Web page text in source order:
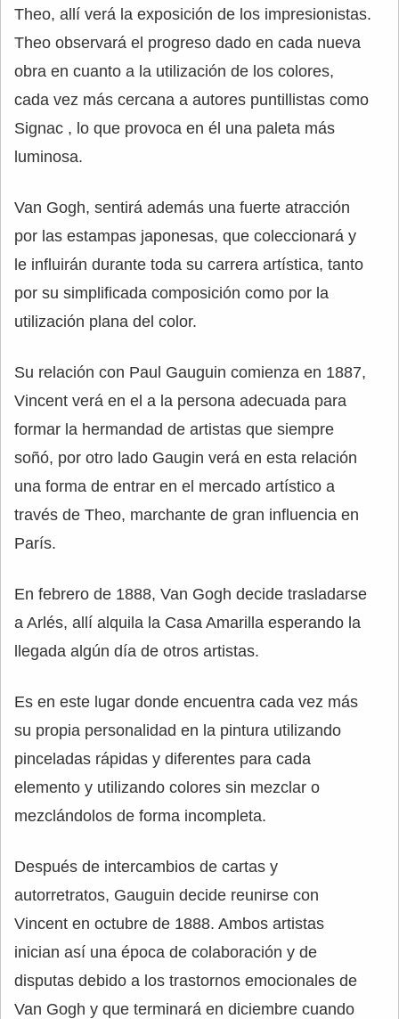
Theo, allí verá la exposición de los impresionistas.
Theo observará el progreso dado en cada nueva
obra en cuanto a la utilización de los colores,
cada vez más cercana a autores puntillistas como
Signac , lo que provoca en él una paleta más
luminosa.
Van Gogh, sentirá además una fuerte atracción
por las estampas japonesas, que coleccionará y
le influirán durante toda su carrera artística, tanto
por su simplificada composición como por la
utilización plana del color.
Su relación con Paul Gauguin comienza en 1887,
Vincent verá en el a la persona adecuada para
formar la hermandad de artistas que siempre
soñó, por otro lado Gaugin verá en esta relación
una forma de entrar en el mercado artístico a
través de Theo, marchante de gran influencia en
París.
En febrero de 1888, Van Gogh decide trasladarse
a Arlés, allí alquila la Casa Amarilla esperando la
llegada algún día de otros artistas.
Es en este lugar donde encuentra cada vez más
su propia personalidad en la pintura utilizando
pinceladas rápidas y diferentes para cada
elemento y utilizando colores sin mezclar o
mezclándolos de forma incompleta.
Después de intercambios de cartas y
autorretratos, Gauguin decide reunirse con
Vincent en octubre de 1888. Ambos artistas
inician así una época de colaboración y de
disputas debido a los trastornos emocionales de
Van Gogh y que terminará en diciembre cuando